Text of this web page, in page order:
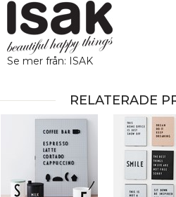
Se mer från: ISAK
RELATERADE